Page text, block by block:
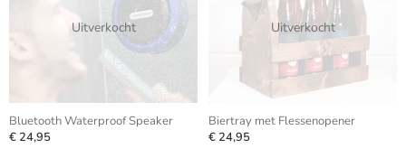
Uitverkocht
Bluetooth Waterproof Speaker
€ 24,95
Uitverkocht
Biertray met Flessenopener
€ 24,95